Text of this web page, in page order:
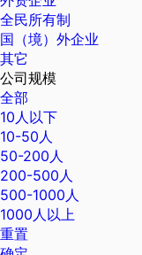
全民所有制
国（境）外企业
其它
公司规模
全部
10人以下
10-50人
50-200人
200-500人
500-1000人
1000人以上
重置